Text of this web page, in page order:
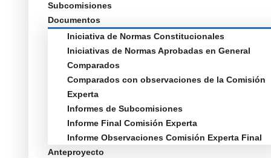
Subcomisiones
Documentos
Iniciativa de Normas Constitucionales
Iniciativas de Normas Aprobadas en General
Comparados
Comparados con observaciones de la Comisión
Experta
Informes de Subcomisiones
Informe Final Comisión Experta
Informe Observaciones Comisión Experta Final
Anteproyecto